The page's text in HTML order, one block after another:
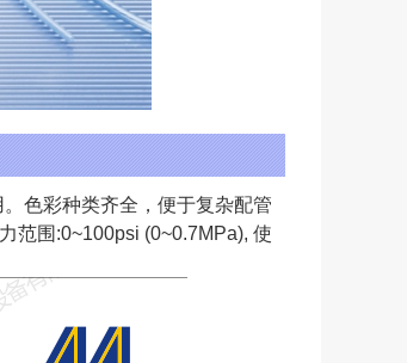
色彩种类齐全，便于复杂配管
范围:0~100psi (0~0.7MPa), 使